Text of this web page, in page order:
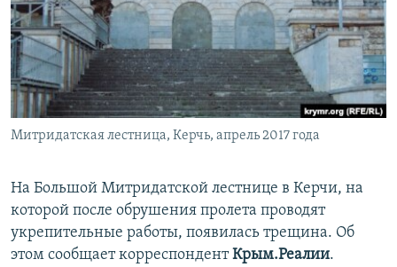
ПОБЕДИТЕЛЕЙ НЕ СУДЯТ?
КРЫМ.НЕПОКОРЕННЫЙ
ELIFBE
УКРАИНСКАЯ ПРОБЛЕМА КРЫМА
ПРИСОЕДИНЯЙТЕСЬ!
Все сайты RFE/RL
Митридатская лестница, Керчь, апрель 2017 года
На Большой Митридатской лестнице в Керчи, на
которой после обрушения пролета проводят
укрепительные работы, появилась трещина. Об
этом сообщает корреспондентКрым.Реалии.